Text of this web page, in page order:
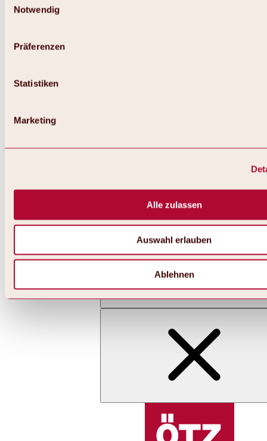
Notwendig
Präferenzen
Statistiken
Marketing
Alle zulassen
Auswahl erlauben
Ablehnen
Alles zu Skifahren & Snowboarden | Skigebiete
Skigebiet Hochoetz